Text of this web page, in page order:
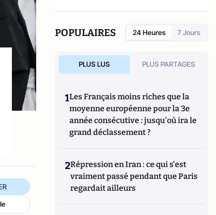
POPULAIRES 24 Heures 7 Jours
PLUS LUS PLUS PARTAGES
1Les Français moins riches que la
moyenne européenne pour la 3e
année consécutive : jusqu'où ira le
grand déclassement ?
2Répression en Iran : ce qui s'est
vraiment passé pendant que Paris
regardait ailleurs